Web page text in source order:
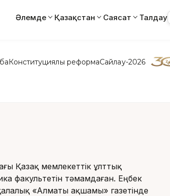
Әлемде Қазақстан Саясат Талдау
Конституциялық реформаСайлау-2026
Қазақ мемлекеттік ұлттық
факультетін тәмамдаған. Еңбек
«Алматы ақшамы» газетінде